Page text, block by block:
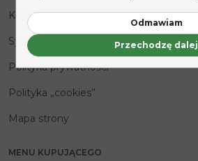
Kontakt
Sygnaliści
Polityka prywatności
Polityka „cookies”
Mapa strony
MENU KUPUJĄCEGO
Odmawiam
Przechodzę dalej